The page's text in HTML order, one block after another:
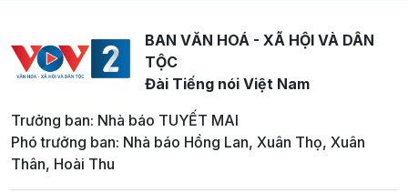
BAN VĂN HOÁ - XÃ HỘI VÀ DÂN
TỘC
Đài Tiếng nói Việt Nam
Trưởng ban: Nhà báo TUYẾT MAI
Phó trưởng ban: Nhà báo Hồng Lan, Xuân Thọ, Xuân
Thân, Hoài Thu